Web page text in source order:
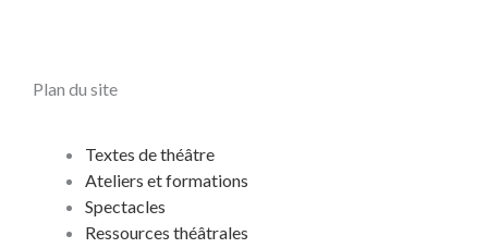
Plan du site
Textes de théâtre
Ateliers et formations
Spectacles
Ressources théâtrales